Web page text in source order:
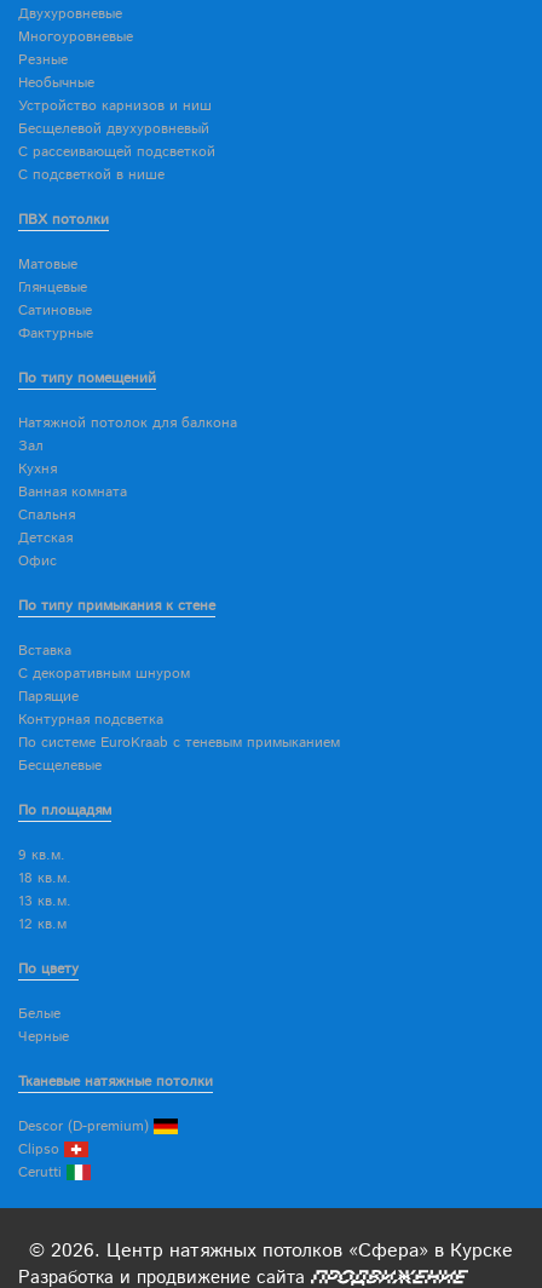
Двухуровневые
Многоуровневые
Резные
Необычные
Устройство карнизов и ниш
Бесщелевой двухуровневый
С рассеивающей подсветкой
С подсветкой в нише
ПВХ потолки
Матовые
Глянцевые
Сатиновые
Фактурные
По типу помещений
Натяжной потолок для балкона
Зал
Кухня
Ванная комната
Спальня
Детская
Офис
По типу примыкания к стене
Вставка
С декоративным шнуром
Парящие
Контурная подсветка
По системе EuroKraab с теневым примыканием
Бесщелевые
По площадям
9 кв.м.
18 кв.м.
13 кв.м.
12 кв.м
По цвету
Белые
Черные
Тканевые натяжные потолки
Descor (D-premium)
Clipso
Cerutti
© 2026. Центр натяжных потолков «Сфера» в Курске
Разработка и продвижение сайта